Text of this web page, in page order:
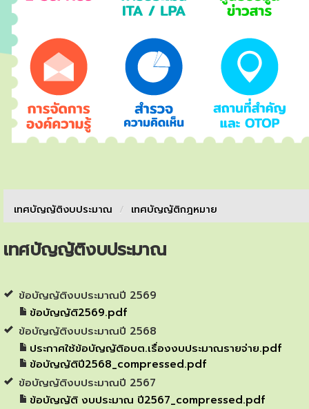
เทศบัญญัติงบประมาณ / เทศบัญญัติกฎหมาย
เทศบัญญัติงบประมาณ
ข้อบัญญัติงบประมาณปี 2569
ข้อบัญญัติ2569.pdf
ข้อบัญญัติงบประมาณปี 2568
ประกาศใช้ข้อบัญญัติอบต.เรื่องงบประมาณรายจ่าย.pdf
ข้อบัญญัติปี2568_compressed.pdf
ข้อบัญญัติงบประมาณปี 2567
ข้อบัญญัติ งบประมาณ ปี2567_compressed.pdf